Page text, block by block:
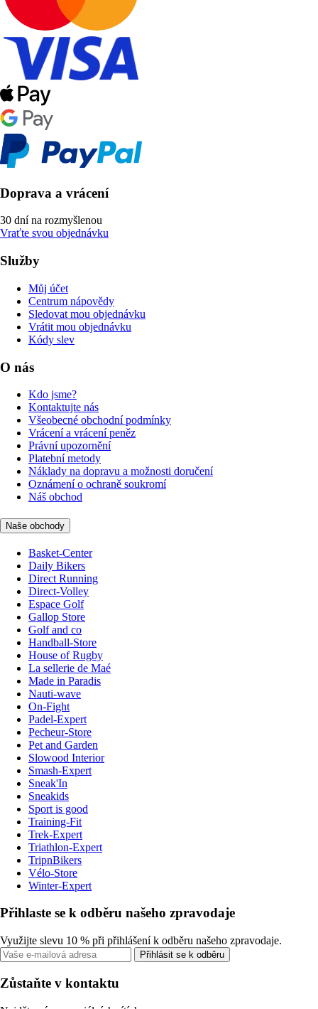
Doprava a vrácení
30 dní na rozmyšlenou
Vraťte svou objednávku
Služby
Můj účet
Centrum nápovědy
Sledovat mou objednávku
Vrátit mou objednávku
Kódy slev
O nás
Kdo jsme?
Kontaktujte nás
Všeobecné obchodní podmínky
Vrácení a vrácení peněz
Právní upozornění
Platební metody
Náklady na dopravu a možnosti doručení
Oznámení o ochraně soukromí
Náš obchod
Naše obchody
Basket-Center
Daily Bikers
Direct Running
Direct-Volley
Espace Golf
Gallop Store
Golf and co
Handball-Store
House of Rugby
La sellerie de Maé
Made in Paradis
Nauti-wave
On-Fight
Padel-Expert
Pecheur-Store
Pet and Garden
Slowood Interior
Smash-Expert
Sneak'In
Sneakids
Sport is good
Training-Fit
Trek-Expert
Triathlon-Expert
TripnBikers
Vélo-Store
Winter-Expert
Přihlaste se k odběru našeho zpravodaje
Využijte slevu 10 % při přihlášení k odběru našeho zpravodaje.
Přihlásit se k odběru
Zůstaňte v kontaktu